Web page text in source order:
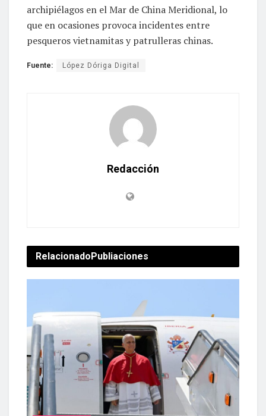
archipiélagos en el Mar de China Meridional, lo
que en ocasiones provoca incidentes entre
pesqueros vietnamitas y patrulleras chinas.
Fuente: López Dóriga Digital
Redacción
RelacionadoPubliaciones